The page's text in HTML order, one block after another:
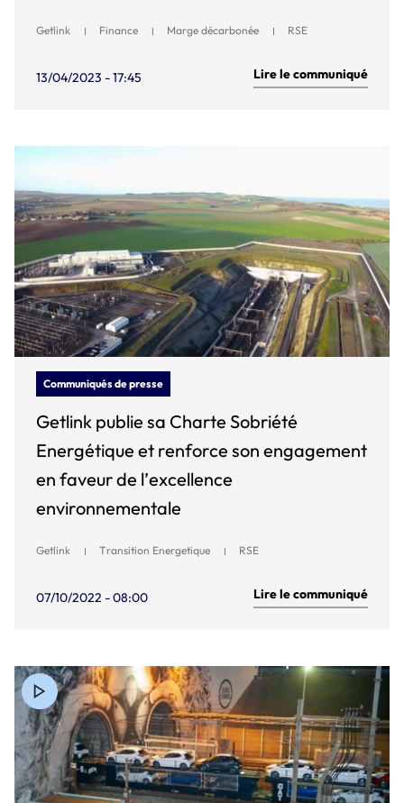
Getlink Finance Marge décarbonée RSE
13/04/2023 - 17:45 Lire le communiqué
Communiqués de presse
Getlink publie sa Charte Sobriété
Energétique et renforce son engagement
en faveur de l’excellence
environnementale
Getlink Transition Energetique RSE
07/10/2022 - 08:00 Lire le communiqué